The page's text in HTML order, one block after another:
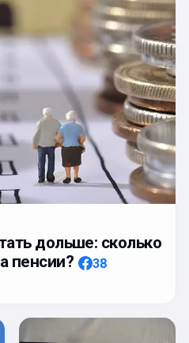
дольше: сколько
пенсии?
38